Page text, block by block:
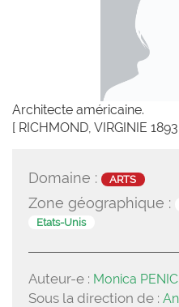
Architecte américaine.
[ RICHMOND, VIRGINIE
Domaine : ARTS
Zone géographique :
Etats-Unis
Auteur-e : Monica
Sous la direction de :